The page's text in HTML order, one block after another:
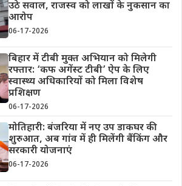
उठे सवाल, राजस्व को लाखों के नुकसान का
आरोप
06-17-2026
बिहार में टीबी मुक्त अभियान को मिलेगी
रफ्तार: ‘कफ अगेंस्ट टीबी’ ऐप के लिए
स्वास्थ्य अधिकारियों को मिला विशेष
प्रशिक्षण
06-17-2026
मोतिहारी: बंजरिया में नए उप डाकघर की
शुरुआत, अब गांव में ही मिलेंगी बैंकिंग और
सरकारी योजनाएं
06-17-2026